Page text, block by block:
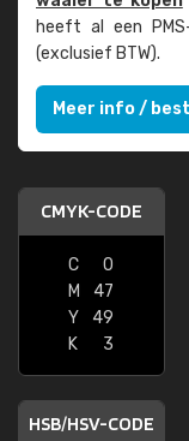
heeft al een
(exclusief BTW).
Meer info /
CMYK-CODE
C
0
M
47
Y
49
K
3
HSB/HSV-CODE